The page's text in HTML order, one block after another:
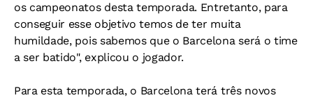
os campeonatos desta temporada. Entretanto, para
conseguir esse objetivo temos de ter muita
humildade, pois sabemos que o Barcelona será o time
a ser batido", explicou o jogador.
Para esta temporada, o Barcelona terá três novos